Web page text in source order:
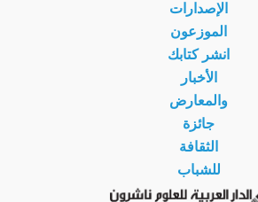
الإصدارات
الموزعون
انشر كتابك
الأخبار
والمعارض
جائزة
الثقافة
للشباب